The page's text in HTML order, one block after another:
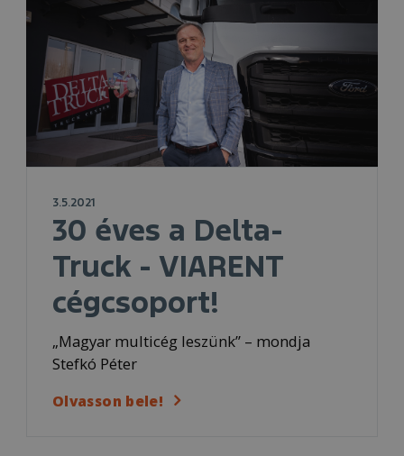
3.5.2021
30 éves a Delta-
Truck - VIARENT
cégcsoport!
„Magyar multicég leszünk” – mondja
Stefkó Péter
Olvasson bele!